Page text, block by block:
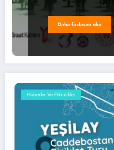
Daha fazlasını oku
Haberler Ve Etkinlikler